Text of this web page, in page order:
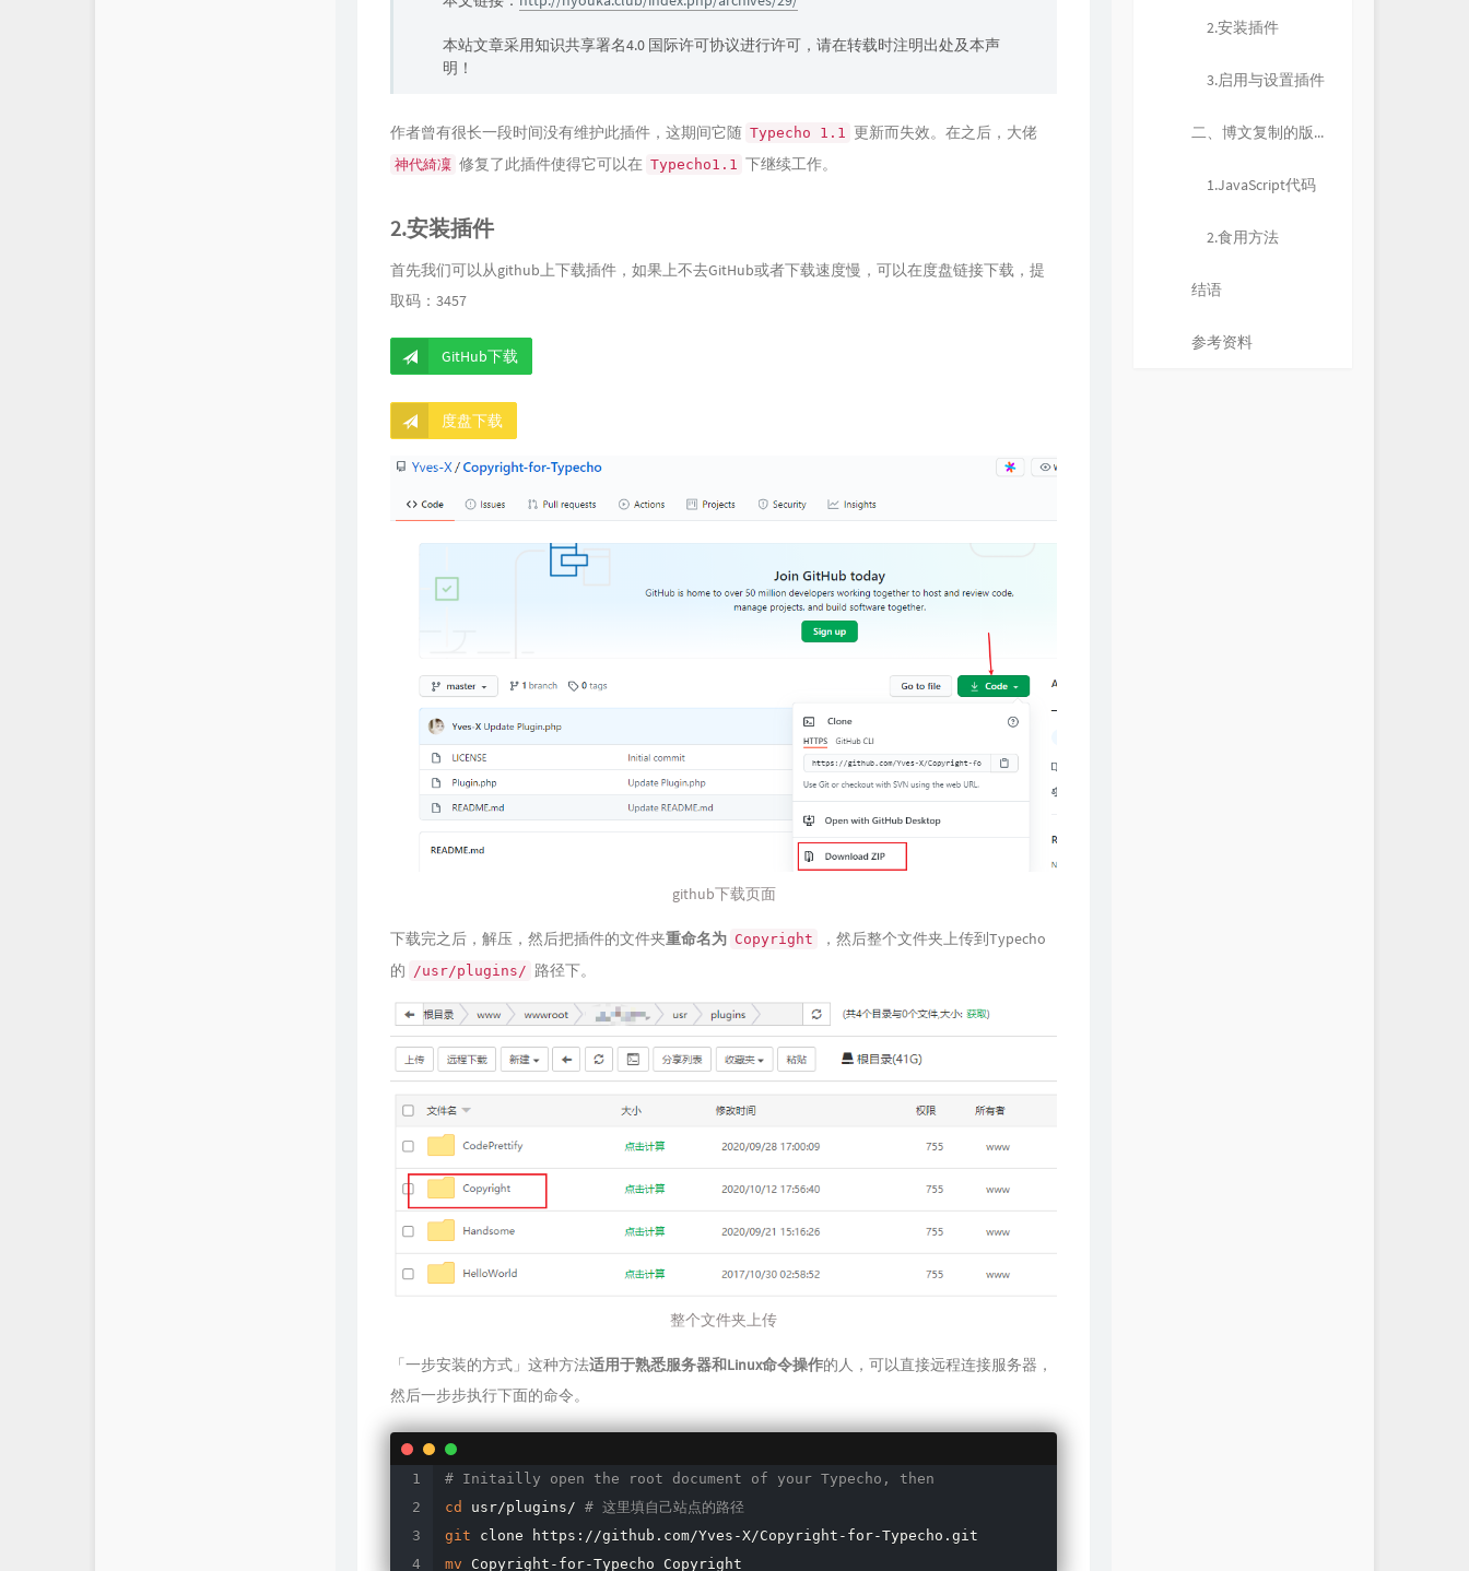
本站文章采用知识共享署名4.0 国际许可协议进行许可，请在转载时注明出处及本声
明！
作者曾有很长一段时间没有维护此插件，这期间它随 Typecho 1.1 更新而失效。在之后，大佬
神代綺凜 修复了此插件使得它可以在 Typecho1.1 下继续工作。
2.安装插件
首先我们可以从github上下载插件，如果上不去GitHub或者下载速度慢，可以在度盘链接下载，提
取码：3457
GitHub下载
度盘下载
github下载页面
下载完之后，解压，然后把插件的文件夹重命名为 Copyright
，然后整个文件夹上传到Typecho
的
/usr/plugins/ 路径下。
整个文件夹上传
「一步安装的方式」这种方法适用于熟悉服务器和Linux命令操作的人，可以直接远程连接服务器，
然后一步步执行下面的命令。
# Initailly open the root document of your Typecho, then
cd
usr/plugins/ # 这里填自己站点的路径
git
mv Copyright-for-Typecho Copyright
2.安装插件
3.启用与设置插件
二、博文复制的版权信息
1.JavaScript代码
2.食用方法
结语
参考资料